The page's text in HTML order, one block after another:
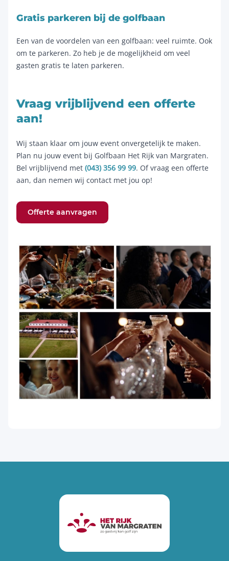
Gratis parkeren bij de golfbaan
Een van de voordelen van een golfbaan: veel ruimte. Ook
om te parkeren. Zo heb je de mogelijkheid om veel
gasten gratis te laten parkeren.
Vraag vrijblijvend een offerte
aan!
Wij staan klaar om jouw event onvergetelijk te maken.
Plan nu jouw event bij Golfbaan Het Rijk van Margraten.
Bel vrijblijvend met (043) 356 99 99. Of vraag een offerte
aan, dan nemen wij contact met jou op!
Offerte aanvragen